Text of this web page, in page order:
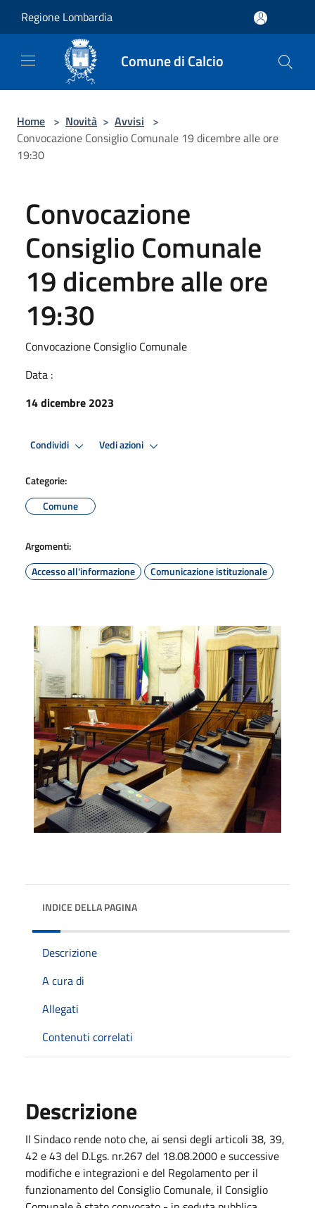
Regione Lombardia
Comune di Calcio
Home > Novità > Avvisi >
Convocazione Consiglio Comunale 19 dicembre alle ore
19:30
Convocazione
Consiglio Comunale
19 dicembre alle ore
19:30
Convocazione Consiglio Comunale
Data :
14 dicembre 2023
Condividi Vedi azioni
Categorie:
Comune
Argomenti:
Accesso all'informazione
Comunicazione istituzionale
INDICE DELLA PAGINA
Descrizione
A cura di
Allegati
Contenuti correlati
Descrizione
Il Sindaco rende noto che, ai sensi degli articoli 38, 39,
42 e 43 del D.Lgs. nr.267 del 18.08.2000 e successive
modifiche e integrazioni e del Regolamento per il
funzionamento del Consiglio Comunale, il Consiglio